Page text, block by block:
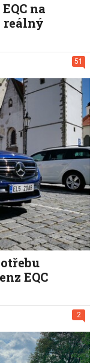
na
reálný
51
EQC
2